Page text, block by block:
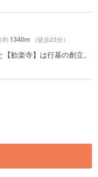
約1340m （徒歩23分）
歓楽寺】は行基の創立。